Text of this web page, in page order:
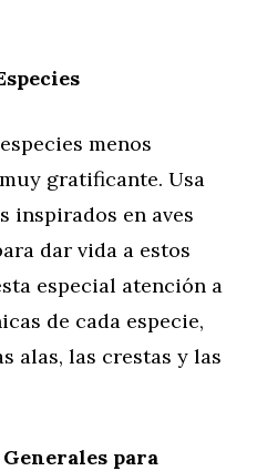
menos
gratificante. Usa
inspirados en aves
dar vida a estos
especial atención a
de cada especie,
alas, las crestas y las
para